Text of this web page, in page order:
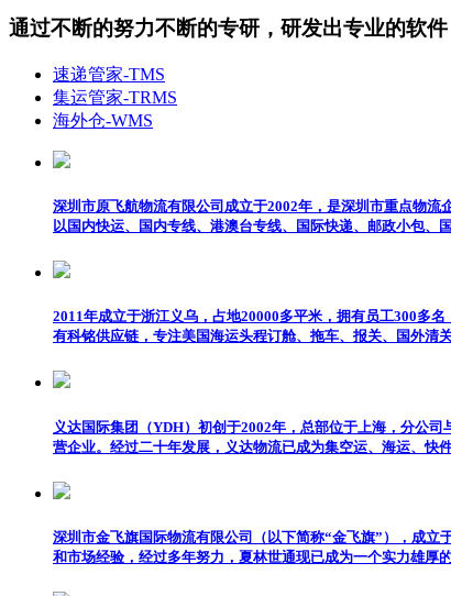
通过不断的努力不断的专研，研发出专业的软件
速递管家-TMS
集运管家-TRMS
海外仓-WMS
深圳市原飞航物流有限公司成立于2002年，是深圳市重点物
以国内快运、国内专线、港澳台专线、国际快递、邮政小包、
2011年成立于浙江义乌，占地20000多平米，拥有员工300多
有科铭供应链，专注美国海运头程订舱、拖车、报关、国外清
义达国际集团（YDH）初创于2002年，总部位于上海，分公
营企业。经过二十年发展，义达物流已成为集空运、海运、快
深圳市金飞旗国际物流有限公司（以下简称“金飞旗”），成
和市场经验，经过多年努力，夏林世通现已成为一个实力雄厚